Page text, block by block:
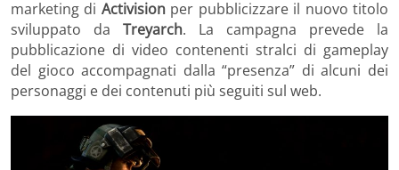
marketing di Activisionper pubblicizzare il nuovo titolo
sviluppato da Treyarch. La campagna prevede la
pubblicazione di video contenenti stralci di gameplay
del gioco accompagnati dalla “presenza” di alcuni dei
personaggi e dei contenuti più seguiti sul web.